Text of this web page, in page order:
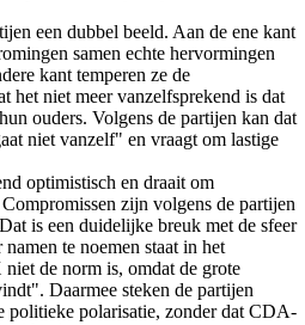
een dubbel beeld. Aan de ene kant
samen echte hervormingen
kant temperen ze de
het niet meer vanzelfsprekend is dat
ouders. Volgens de partijen kan dat
niet vanzelf" en vraagt om lastige
optimistisch en draait om
zijn volgens de partijen
is een duidelijke breuk met de sfeer
te noemen staat in het
de norm is, omdat de grote
Daarmee steken de partijen
politieke polarisatie, zonder dat CDA-